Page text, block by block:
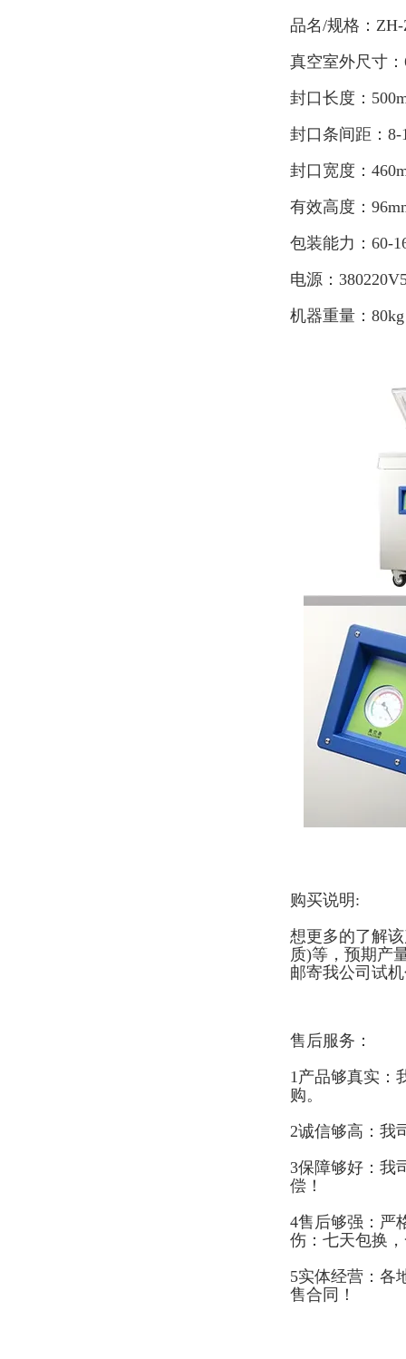
品名/规格：ZH-
真空室外尺寸：
封口长度：
封口条间距：8-
封口宽度：
有效高度：
包装能力：60-
电源：
机器重量：80kg
购买说明:
想更多的了解
质)等，预期产
邮寄我公司试
售后服务：
1产品够真实：
购。
2诚信够高：我
3保障够好：我
偿！
4售后够强：严
伤：七天包换
5实体经营：各
售合同！